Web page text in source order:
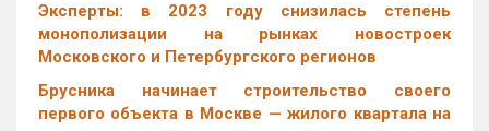
Эксперты: в 2023 году снизилась степень
монополизации на рынках новостроек
Московского и Петербургского регионов
Брусника начинает строительство своего
первого объекта в Москве — жилого квартала на